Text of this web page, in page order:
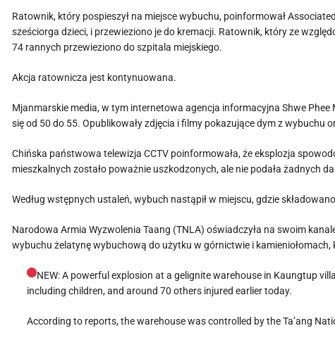
Ratownik, który pospieszył na miejsce wybuchu, poinformował
sześciorga dzieci, i przewieziono je do kremacji. Ratownik, który ze
74 rannych przewieziono do szpitala miejskiego.
Akcja ratownicza jest kontynuowana.
Mjanmarskie media, w tym internetowa agencja informacyjna Shwe
się od 50 do 55. Opublikowały zdjęcia i filmy pokazujące dym z wybuchu
Chińska państwowa telewizja CCTV poinformowała, że eksplozja
mieszkalnych zostało poważnie uszkodzonych, ale nie podała żadnych
Według wstępnych ustaleń, wybuch nastąpił w miejscu, gdzie
Narodowa Armia Wyzwolenia Taang (TNLA) oświadczyła na swoim
wybuchu żelatynę wybuchową do użytku w górnictwie i
NEW: A powerful explosion at a gelignite warehouse in Kaungtup
including children, and around 70 others injured earlier today.
According to reports, the warehouse was controlled by the Ta’ang